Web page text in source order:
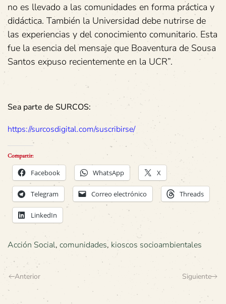
no es llevado a las comunidades en forma práctica y
didáctica. También la Universidad debe nutrirse de
las experiencias y del conocimiento comunitario. Esta
fue la esencia del mensaje que Boaventura de Sousa
Santos expuso recientemente en la UCR”.
Sea parte de SURCOS:
https://surcosdigital.com/suscribirse/
Compartir:
Facebook WhatsApp X
Telegram Correo electrónico Threads
LinkedIn
Acción Social, comunidades, kioscos socioambientales
Anterior Siguiente